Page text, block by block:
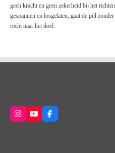
geen kracht en geen zekerheid bij het
gespannen en losgelaten, gaat de pijl
recht naar het doel.
I
n
Y
o
F
a